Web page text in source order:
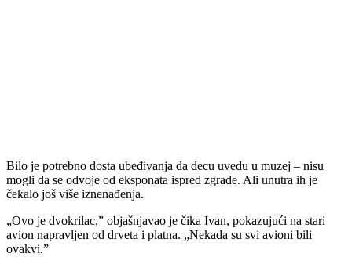
Bilo je potrebno dosta ubeđivanja da decu uvedu u muzej – nisu
mogli da se odvoje od eksponata ispred zgrade. Ali unutra ih je
čekalo još više iznenađenja.
„Ovo je dvokrilac,” objašnjavao je čika Ivan, pokazujući na stari
avion napravljen od drveta i platna. „Nekada su svi avioni bili
ovakvi.”